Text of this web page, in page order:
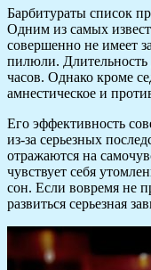
Барбитураты список
Одним из самых
совершенно не имеет
пилюли. Длительность
часов. Однако кроме
амнестическое и
Его эффективность
из-за серьезных
отражаются на
чувствует себя
сон. Если вовремя не
развиться серьезная